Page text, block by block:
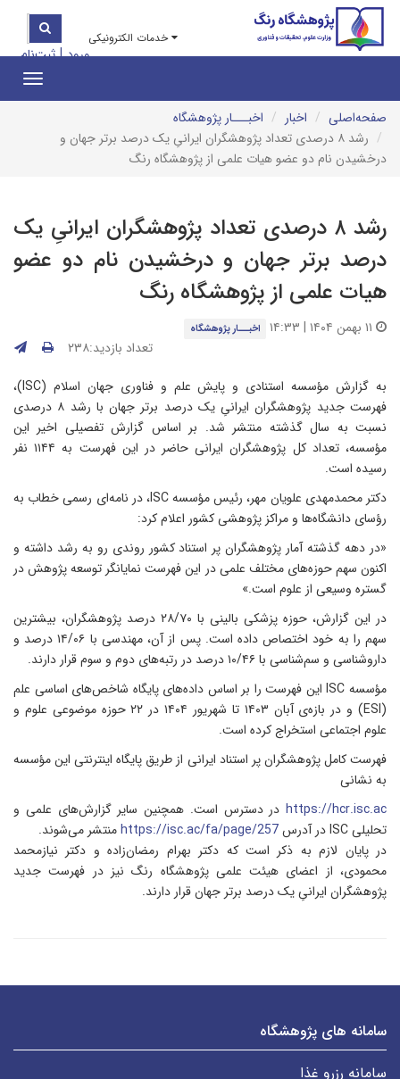
خدمات الکترونیکی
ورود|ثبت‌نام
صفحه‌اصلی
اخبار
اخبـــار پژوهشگاه
رشد ۸ درصدی تعداد پژوهشگران ایرانیِ یک درصد برتر جهان و
درخشیدن نام دو عضو هیات علمی از پژوهشگاه رنگ
رشد ۸ درصدی تعداد پژوهشگران ایرانیِ یک
درصد برتر جهان و درخشیدن نام دو عضو
هیات علمی از پژوهشگاه رنگ
اخبـــار پژوهشگاه
تعداد بازدید:۲۳۸
به گزارش مؤسسه استنادی و پایش علم و فناوری جهان اسلام (ISC)،
فهرست جدید پژوهشگران ایرانیِ یک درصد برتر جهان با رشد ۸ درصدی
نسبت به سال گذشته منتشر شد. بر اساس گزارش تفصیلی اخیر این
مؤسسه، تعداد کل پژوهشگران ایرانی حاضر در این فهرست به ۱۱۴۴ نفر
رسیده است.
دکتر محمدمهدی علویان مهر، رئیس مؤسسه ISC، در نامه‌ای رسمی خطاب به
رؤسای دانشگاه‌ها و مراکز پژوهشی کشور اعلام کرد:
«در دهه گذشته آمار پژوهشگران پر استناد کشور روندی رو به رشد داشته و
اکنون سهم حوزه‌های مختلف علمی در این فهرست نمایانگر توسعه پژوهش در
گستره وسیعی از علوم است.»
در این گزارش، حوزه پزشکی بالینی با ۲۸/۷۰ درصد پژوهشگران، بیشترین
سهم را به خود اختصاص داده است. پس از آن، مهندسی با ۱۴/۰۶ درصد و
داروشناسی و سم‌شناسی با ۱۰/۴۶ درصد در رتبه‌های دوم و سوم قرار دارند.
مؤسسه ISC این فهرست را بر اساس داده‌های پایگاه شاخص‌های اساسی علم
(ESI) و در بازه‌ی آبان ۱۴۰۳ تا شهریور ۱۴۰۴ در ۲۲ حوزه موضوعی علوم و
علوم اجتماعی استخراج کرده است.
فهرست کامل پژوهشگران پر استناد ایرانی از طریق پایگاه اینترنتی این مؤسسه
به نشانی
https://hcr.isc.ac در دسترس است. همچنین سایر گزارش‌های علمی و
تحلیلی ISC در آدرس
https://isc.ac/fa/page/257منتشر می‌شوند.
در پایان لازم به ذکر است که دکتر بهرام رمضان‌زاده و دکتر نیازمحمد
محمودی، از اعضای هیئت علمی پژوهشگاه رنگ نیز در فهرست جدید
پژوهشگران ایرانیِ یک درصد برتر جهان قرار دارند.
سامانه های پژوهشگاه
سامانه رزرو غذا